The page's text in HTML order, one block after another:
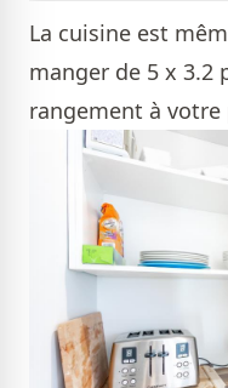
La cuisine est
manger de 5 x 3.2
rangement à votre